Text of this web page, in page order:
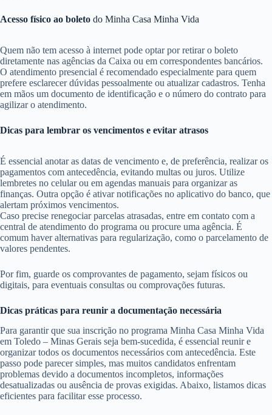
Acesso físico ao boleto do Minha Casa Minha Vida
Quem não tem acesso à internet pode optar por retirar o boleto
diretamente nas agências da Caixa ou em correspondentes bancários.
O atendimento presencial é recomendado especialmente para quem
prefere esclarecer dúvidas pessoalmente ou atualizar cadastros. Tenha
em mãos um documento de identificação e o número do contrato para
agilizar o atendimento.
Dicas para lembrar os vencimentos e evitar atrasos
É essencial anotar as datas de vencimento e, de preferência, realizar os
pagamentos com antecedência, evitando multas ou juros. Utilize
lembretes no celular ou em agendas manuais para organizar as
finanças. Outra opção é ativar notificações no aplicativo do banco, que
alertam próximos vencimentos.
Caso precise renegociar parcelas atrasadas, entre em contato com a
central de atendimento do programa ou procure uma agência. É
comum haver alternativas para regularização, como o parcelamento de
valores pendentes.
Por fim, guarde os comprovantes de pagamento, sejam físicos ou
digitais, para eventuais consultas ou comprovações futuras.
Dicas práticas para reunir a documentação necessária
Para garantir que sua inscrição no programa Minha Casa Minha Vida
em Toledo – Minas Gerais seja bem-sucedida, é essencial reunir e
organizar todos os documentos necessários com antecedência. Este
passo pode parecer simples, mas muitos candidatos enfrentam
problemas devido a documentos incompletos, informações
desatualizadas ou ausência de provas exigidas. Abaixo, listamos dicas
eficientes para facilitar esse processo.